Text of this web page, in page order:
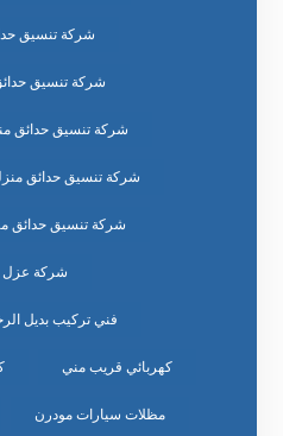
شركة تنسيق
شركة تنسيق
شركة تنسيق حدائق
شركة تنسيق حدائق
شركة تنسيق حدائق
شركة
فني تركيب بديل
كهربائي قريب مني
مظلات سيارات مودرن